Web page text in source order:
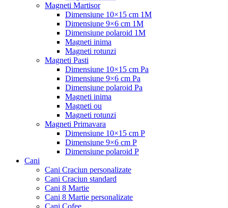
Magneti Martisor
Dimensiune 10×15 cm 1M
Dimensiune 9×6 cm 1M
Dimensiune polaroid 1M
Magneti inima
Magneti rotunzi
Magneti Pasti
Dimensiune 10×15 cm Pa
Dimensiune 9×6 cm Pa
Dimensiune polaroid Pa
Magneti inima
Magneti ou
Magneti rotunzi
Magneti Primavara
Dimensiune 10×15 cm P
Dimensiune 9×6 cm P
Dimensiune polaroid P
Cani
Cani Craciun personalizate
Cani Craciun standard
Cani 8 Martie
Cani 8 Martie personalizate
Cani Cofee